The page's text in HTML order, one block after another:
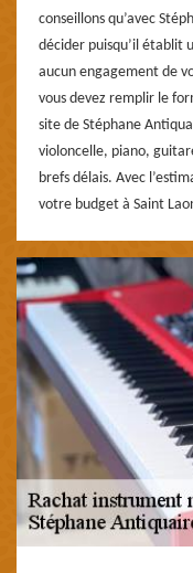
conseillons qu’avec
décider puisqu’il établit
aucun engagement de
vous devez remplir le
site de Stéphane
violoncelle, piano,
brefs délais. Avec
votre budget à Saint